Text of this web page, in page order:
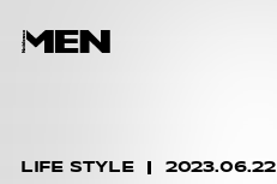
LIFE STYLE 2023.06.22